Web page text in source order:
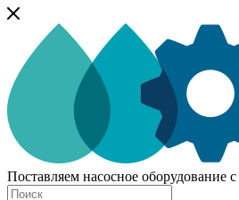
Поставляем насосное оборудование с